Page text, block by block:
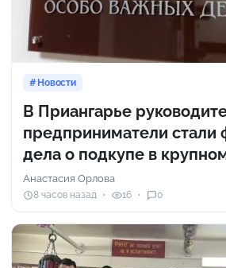
Новости
В Приангарье
предприниматели стали
дела о подкупе в
Анастасия Орлова
8 часов назад 16 0